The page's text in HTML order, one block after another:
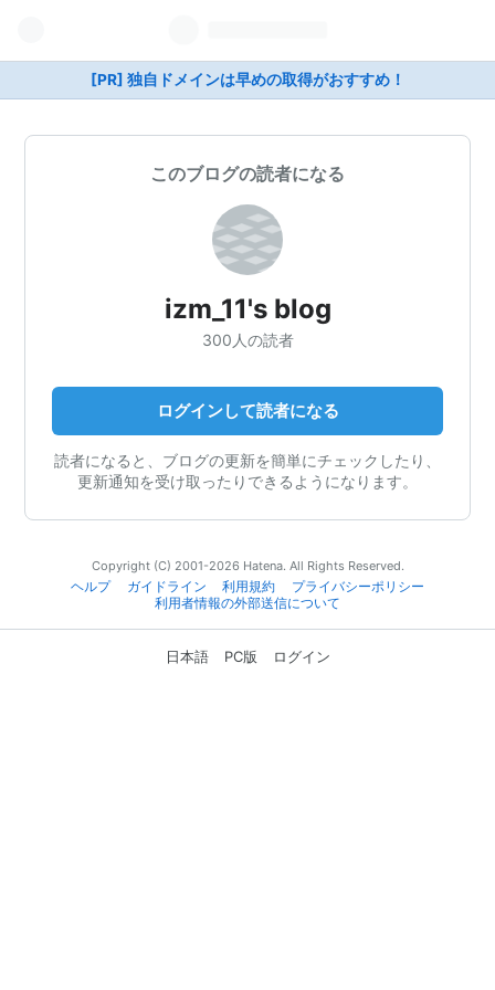
[PR] 独自ドメインは早めの取得がおすすめ！
このブログの読者になる
izm_11's blog
300人の読者
ログインして読者になる
読者になると、ブログの更新を簡単にチェックしたり、
更新通知を受け取ったりできるようになります。
Copyright (C) 2001-2026 Hatena. All Rights Reserved.
ヘルプ
ガイドライン 利用規約
プライバシーポリシー
利用者情報の外部送信について
日本語 PC版 ログイン